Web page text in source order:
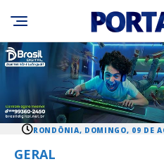
RONDÔNIA, DOMINGO, 09 DE
GERAL